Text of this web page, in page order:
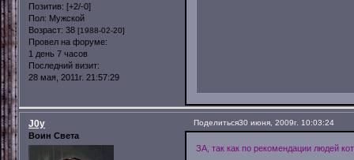
Позитив: [+2/-0]
Пол: Мужской
Возраст: 38 [1988-02-20]
Провел на форуме:
1 день 7 часов
Последний визит:
28 мая, 2011г. 21:57:29
Поделиться30 июня, 2009г. 10:03:24
J0y
Воин Света
ЗА, так как по рекомендации людей